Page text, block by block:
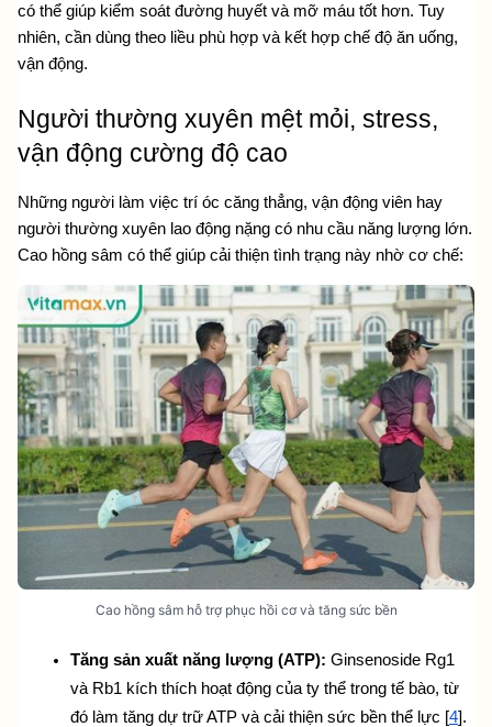
có thể giúp kiểm soát đường huyết và mỡ máu tốt hơn. Tuy
nhiên, cần dùng theo liều phù hợp và kết hợp chế độ ăn uống,
vận động.
Người thường xuyên mệt mỏi, stress,
vận động cường độ cao
Những người làm việc trí óc căng thẳng, vận động viên hay
người thường xuyên lao động nặng có nhu cầu năng lượng lớn.
Cao hồng sâm có thể giúp cải thiện tình trạng này nhờ cơ chế:
Cao hồng sâm hỗ trợ phục hồi cơ và tăng sức bền
Tăng sản xuất năng lượng (ATP): Ginsenoside Rg1
và Rb1 kích thích hoạt động của ty thể trong tế bào, từ
đó làm tăng dự trữ ATP và cải thiện sức bền thể lực [4].